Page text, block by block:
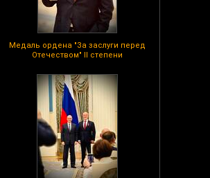
Медаль ордена "За заслуги перед
Отечеством" II степени